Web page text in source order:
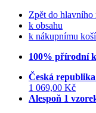
Zpět do hlavního
k obsahu
k nákupnímu
100% přírodní
Česká
1 069,00 Kč
Alespoň 1